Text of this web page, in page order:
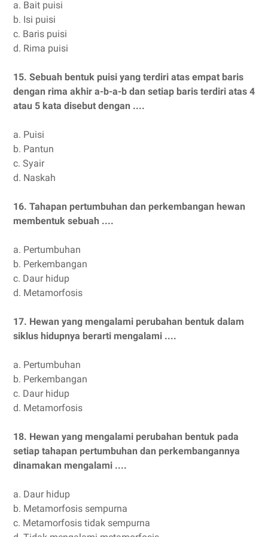
a. Bait puisi
b. Isi puisi
c. Baris puisi
d. Rima puisi
15. Sebuah bentuk puisi yang terdiri atas empat baris
dengan rima akhir a-b-a-b dan setiap baris terdiri atas 4
atau 5 kata disebut dengan ....
a. Puisi
b. Pantun
c. Syair
d. Naskah
16. Tahapan pertumbuhan dan perkembangan hewan
membentuk sebuah ....
a. Pertumbuhan
b. Perkembangan
c. Daur hidup
d. Metamorfosis
17. Hewan yang mengalami perubahan bentuk dalam
siklus hidupnya berarti mengalami ....
a. Pertumbuhan
b. Perkembangan
c. Daur hidup
d. Metamorfosis
18. Hewan yang mengalami perubahan bentuk pada
setiap tahapan pertumbuhan dan perkembangannya
dinamakan mengalami ....
a. Daur hidup
b. Metamorfosis sempurna
c. Metamorfosis tidak sempurna